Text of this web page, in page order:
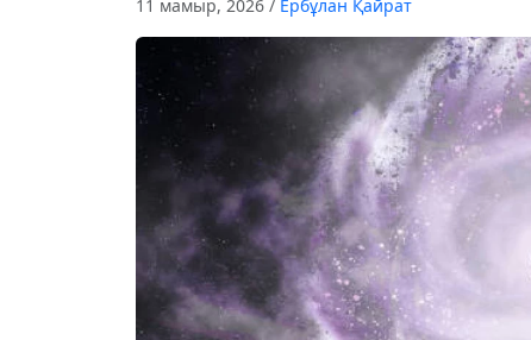
11 мамыр, 2026 / Ербұлан Қайрат